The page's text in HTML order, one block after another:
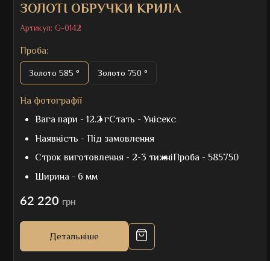
ЗОЛОТІ ОБРУЧКИ КРИЛА
Артикул: G-0142
Проба:
Золото 585 ° Золото 750 °
На фотографії
Вага пари - 12.2 гСтать -Унісекс
Наявність - Під замовлення
Строк виготовлення - 2-3 тижніПроба - 585750
Ширина - 6 мм
62 220 грн
Детальніше